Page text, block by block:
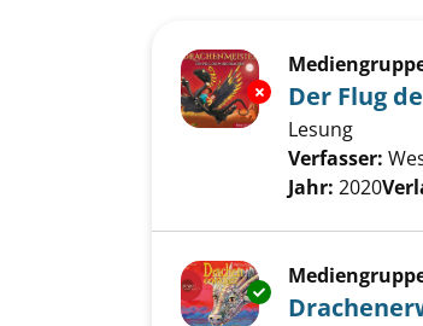
Exemplar-Details
Der Flug
Lesung
Verfasser:
Jahr: 2020
Exemplar-Details